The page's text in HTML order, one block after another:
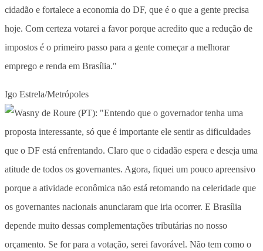
cidadão e fortalece a economia do DF, que é o que a gente precisa
hoje. Com certeza votarei a favor porque acredito que a redução de
impostos é o primeiro passo para a gente começar a melhorar
emprego e renda em Brasília."
Igo Estrela/Metrópoles